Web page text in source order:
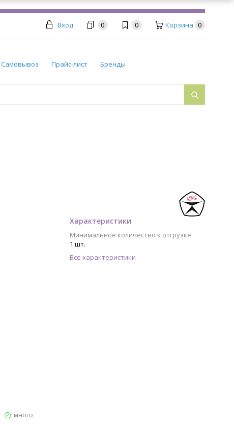
Вход 0 0 Корзина 0
Самовывоз Прайс-лист Бренды
Характеристики
Минимальное количество к отгрузке
1 шт.
Все характеристики
много